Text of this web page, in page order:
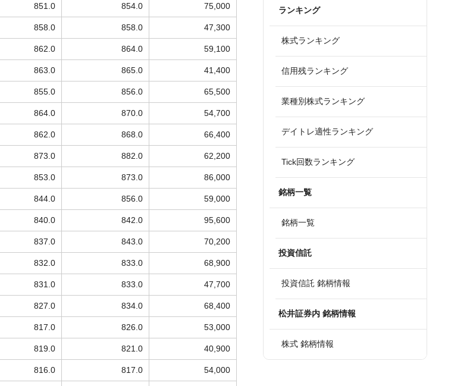
851.0 854.0 75,000
858.0 858.0 47,300
862.0 864.0 59,100
863.0 865.0 41,400
855.0 856.0 65,500
864.0 870.0 54,700
862.0 868.0 66,400
873.0 882.0 62,200
853.0 873.0 86,000
844.0 856.0 59,000
840.0 842.0 95,600
837.0 843.0 70,200
832.0 833.0 68,900
831.0 833.0 47,700
827.0 834.0 68,400
817.0 826.0 53,000
819.0 821.0 40,900
816.0 817.0 54,000
ランキング
株式ランキング
信用残ランキング
業種別株式ランキング
デイトレ適性ランキング
Tick回数ランキング
銘柄一覧
銘柄一覧
投資信託
投資信託 銘柄情報
松井証券内 銘柄情報
株式 銘柄情報